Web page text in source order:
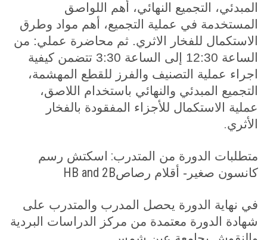
المبدئي، التجميع النهائي، أهم اللواصق
المستخدمة في عملية التجميع، أهم مواد وطرق
الاستكمال للفخار الاثري. ثم محاضرة عملي: من
الساعة 12:30 إلى الساعة 3:30 تتضمن كيفية
اجراء عملية التصنيف والفرز للقطع المهشمة،
التجميع المبدئي والنهائي باستخدام اللاصق،
عملية الاستكمال للأجزاء المفقودة بالفخار
الأثري.
متطلبات الدورة من المتدرب: اسكتش رسم
كانسون صغير- أقلام رصاصHB and 2B
في نهاية الدورة يحصل المدرب والمتدرب على
شهادة الدورة معتمدة من مركز الدراسات البردية